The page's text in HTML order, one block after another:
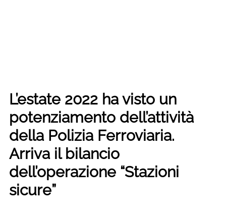
L’estate 2022 ha visto un
potenziamento dell’attività
della Polizia Ferroviaria.
Arriva il bilancio
dell’operazione “Stazioni
sicure”